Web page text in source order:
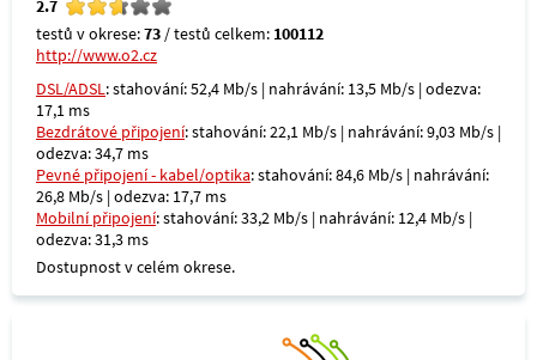
2.7
testů v okrese:73 / testů celkem: 100112
http://www.o2.cz
DSL/ADSL: stahování: 52,4 Mb/s | nahrávání: 13,5 Mb/s | odezva:
17,1 ms
Bezdrátové připojení: stahování: 22,1 Mb/s | nahrávání: 9,03 Mb/s |
odezva: 34,7 ms
Pevné připojení - kabel/optika: stahování: 84,6 Mb/s | nahrávání:
26,8 Mb/s | odezva: 17,7 ms
Mobilní připojení: stahování: 33,2 Mb/s | nahrávání: 12,4 Mb/s |
odezva: 31,3 ms
Dostupnost v celém okrese.